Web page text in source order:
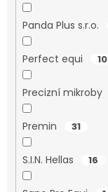
Panda Plus s.r.o.
Perfect equi 10
Precizní mikroby
Premin 31
S.I.N. Hellas 16